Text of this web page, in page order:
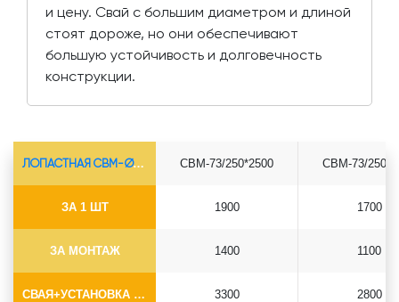
и цену. Свай с большим диаметром и длиной
стоят дороже, но они обеспечивают
большую устойчивость и долговечность
конструкции.
ЛОПАСТНАЯ СВМ-Ø73*5.5
ЗА 1 ШТ
ЗА МОНТАЖ
СВАЯ+УСТАНОВКА (БЕЗ ОГОЛОВКА)
СВМ-73/250*2500
1900
1400
3300
СВМ-73/
1700
1100
2800